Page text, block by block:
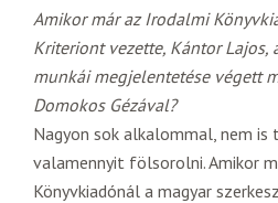
Amikor már az Irodalmi
Kriteriont vezette, Kántor Lajos,
munkái megjelentetése végett
Domokos Gézával?
Nagyon sok alkalommal, nem is
valamennyit fölsorolni. Amikor
Könyvkiadónál a magyar